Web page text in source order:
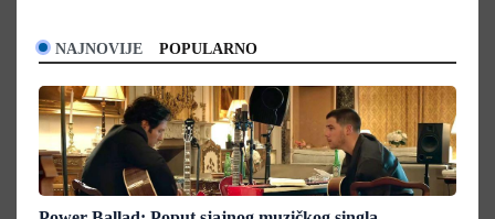
NAJNOVIJE POPULARNO